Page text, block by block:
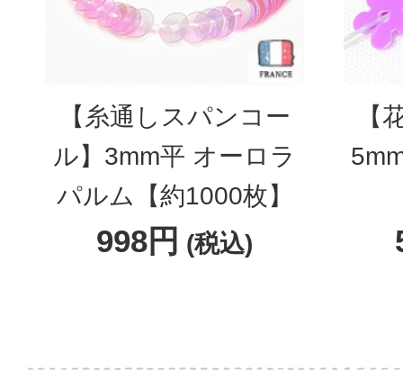
【糸通しスパンコー
ル】3mm平 オーロラ
パルム【約1000枚】
998円 (税込)
【